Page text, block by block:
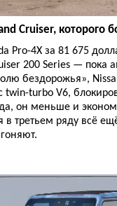
Cruiser, которого
Pro-4X за 81 675
200 Series — пока
бездорожья»,
twin-turbo V6,
он меньше и
в третьем ряду всё